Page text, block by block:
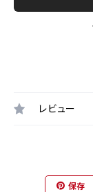
レビュー
保存